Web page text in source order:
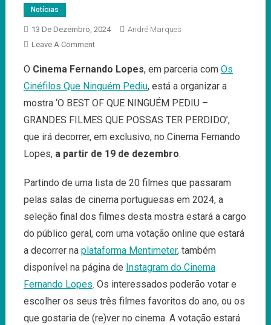
Notícias
13 De Dezembro, 2024
André Marques
Leave A CommentOn
Best
Of
Que
Pediu
O Cinema Fernando Lopes, em parceria com Os
Cinéfilos Que Ninguém Pediu, está a organizar a
mostra ‘O BEST OF QUE NINGUÉM PEDIU –
GRANDES FILMES QUE POSSAS TER PERDIDO’,
que irá decorrer, em exclusivo, no Cinema Fernando
Lopes, a partir de 19 de dezembro.
Partindo de uma lista de 20 filmes que passaram
pelas salas de cinema portuguesas em 2024, a
seleção final dos filmes desta mostra estará a cargo
do público geral, com uma votação online que estará
a decorrer na plataforma Mentimeter, também
disponível na página de Instagram do Cinema
Fernando Lopes. Os interessados poderão votar e
escolher os seus três filmes favoritos do ano, ou os
que gostaria de (re)ver no cinema. A votação estará